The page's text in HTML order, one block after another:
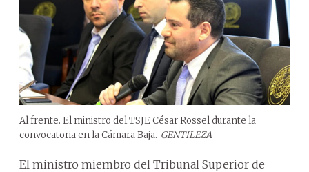
Al frente. El ministro del TSJE César Rossel durante la
convocatoria en la Cámara Baja. GENTILEZA
El ministro miembro del Tribunal Superior de